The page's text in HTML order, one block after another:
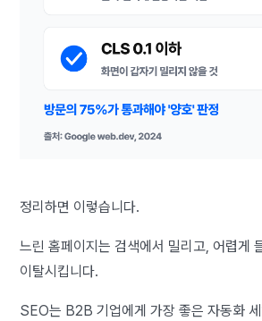
정리하면 이렇습니다.
느린 홈페이지는 검색에서 밀리고, 어렵게
이탈시킵니다.
SEO는 B2B 기업에게 가장 좋은 자동화